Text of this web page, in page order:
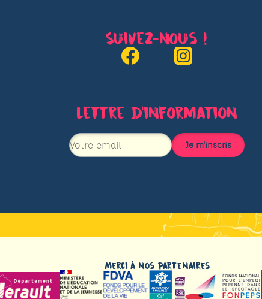
Suivez-nous !
Lettre d’information
Merci à nos partenaires